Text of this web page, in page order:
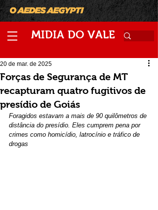
MIDIA DO VALE
Forças de Segurança de MT
recapturam quatro fugitivos de
presídio de Goiás
20 de mar. de 2025
Foragidos estavam a mais de 90 quilômetros de
distância do presídio. Eles cumprem pena por
crimes como homicídio, latrocínio e tráfico de
drogas